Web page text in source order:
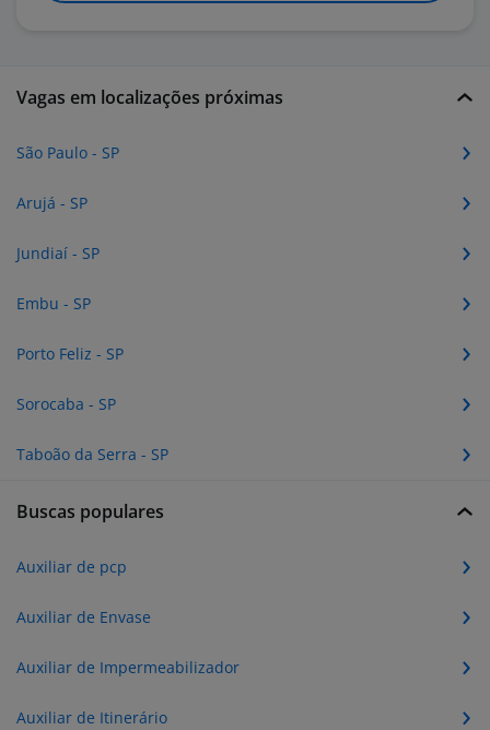
Vagas em localizações próximas
São Paulo - SP
Arujá - SP
Jundiaí - SP
Embu - SP
Porto Feliz - SP
Sorocaba - SP
Taboão da Serra - SP
Buscas populares
Auxiliar de pcp
Auxiliar de Envase
Auxiliar de Impermeabilizador
Auxiliar de Itinerário